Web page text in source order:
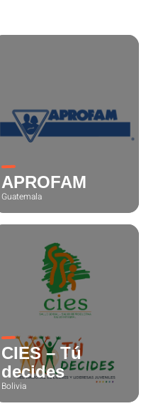
APROFAM
Guatemala
CIES – Tú
decides
Bolivia